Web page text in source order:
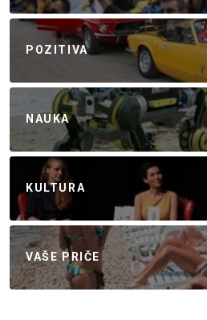
POZITIVA
NAUKA
KULTURA
VAŠE PRIČE